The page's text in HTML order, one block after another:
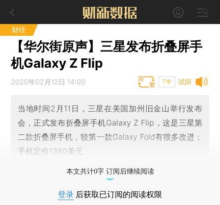
财经
【华尔街原声】三星发布折叠屏手
机Galaxy Z Flip
试听
2020年02月12日 14:00 T中
当地时间2月11日，三星在美国加州旧金山举行发布
会，正式发布折叠屏手机Galaxy Z Flip，这是三星第
二款折叠屏手机，较第一款Galaxy Fold有很多改进；
手机定价1380美元
本文共计0字 订阅后继续阅读
登录 后获取已订阅的阅读权限